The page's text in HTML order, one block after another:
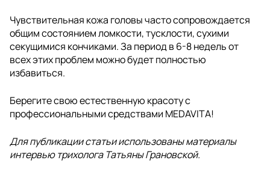
Чувствительная кожа головы часто сопровождается
общим состоянием ломкости, тусклости, сухими
секущимися кончиками. За период в 6-8 недель от
всех этих проблем можно будет полностью
избавиться.
Берегите свою естественную красоту с
профессиональными средствами MEDAVITA!
Для публикации статьи использованы материалы
интервью трихолога Татьяны Грановской.